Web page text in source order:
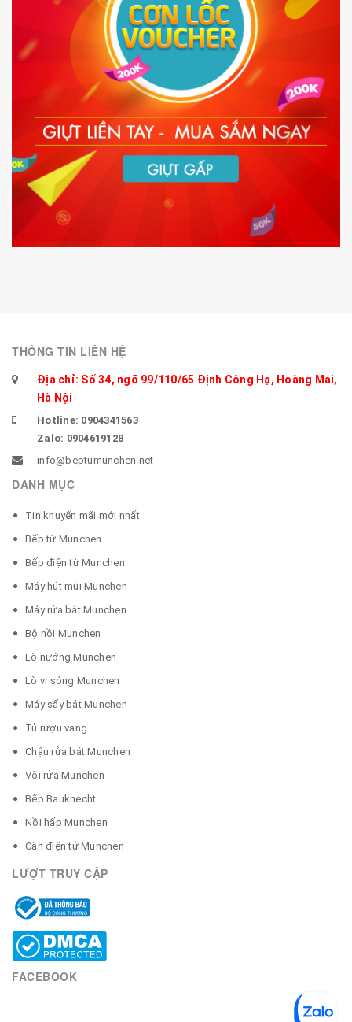
THÔNG TIN LIÊN HỆ
Địa chỉ: Số 34, ngõ 99/110/65 Định Công Hạ, Hoàng Mai,
Hà Nội
Hotline: 0904341563
Zalo: 0904619128
info@beptumunchen.net
DANH MỤC
Tin khuyến mãi mới nhất
Bếp từ Munchen
Bếp điện từ Munchen
Máy hút mùi Munchen
Máy rửa bát Munchen
Bộ nồi Munchen
Lò nướng Munchen
Lò vi sóng Munchen
Máy sấy bát Munchen
Tủ rượu vang
Chậu rửa bát Munchen
Vòi rửa Munchen
Bếp Bauknecht
Nồi hấp Munchen
Cân điện tử Munchen
LƯỢT TRUY CẬP
FACEBOOK